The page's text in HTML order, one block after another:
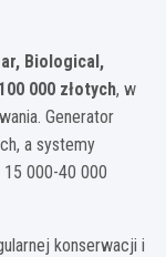
Biological,
000 złotych, w
Generator
a systemy
000-40 000
konserwacji i